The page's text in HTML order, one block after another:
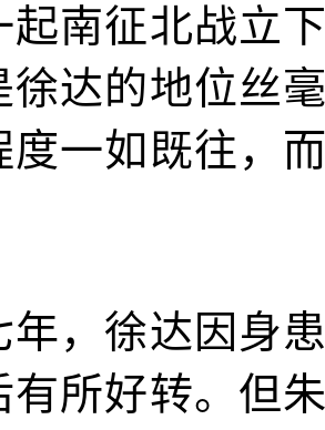
起南征北战立
徐达的地位丝
度一如既往，
年，徐达因身
有所好转。但